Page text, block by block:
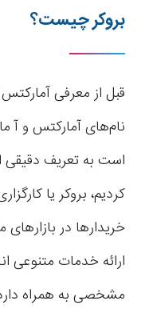
بروکر چیست؟
قبل از معرفی آمارکتس
نام‌های آمارکتس و آ
است به تعریف دقیقی
کردیم، بروکر یا
خریدارها در
ارائه خدمات متنوعی
مشخصی به همراه